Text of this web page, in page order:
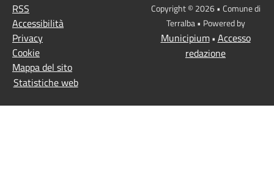
RSS
Accessibilità
Privacy
Cookie
Mappa del sito
Statistiche web
Copyright © 2026 • Comune di
Terralba • Powered by
Municipium• Accesso
redazione